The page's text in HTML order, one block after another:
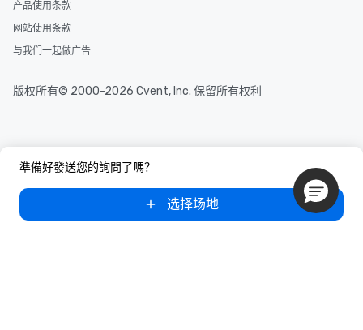
準備好發送您的詢問了嗎？
选择场地
产品使用条款
网站使用条款
与我们一起做广告
版权所有© 2000-2026 Cvent, Inc. 保留所有权利